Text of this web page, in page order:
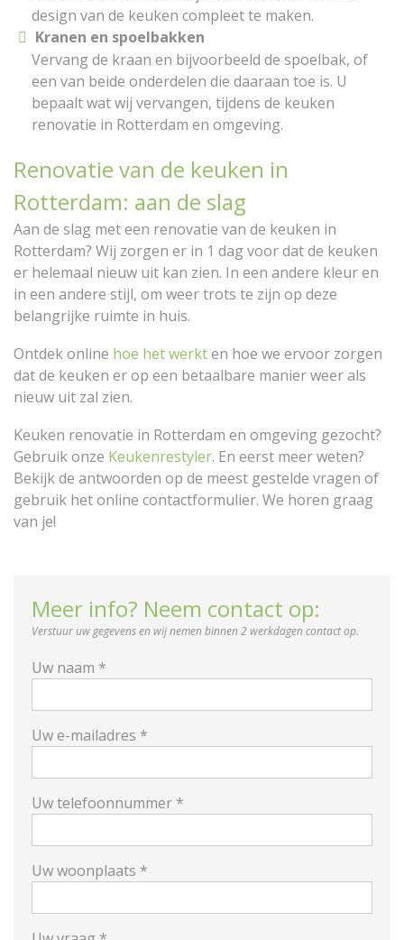
design van de keuken compleet te maken.
Kranen en spoelbakken
Vervang de kraan en bijvoorbeeld de spoelbak, of
een van beide onderdelen die daaraan toe is. U
bepaalt wat wij vervangen, tijdens de keuken
renovatie in Rotterdam en omgeving.
Renovatie van de keuken in
Rotterdam: aan de slag
Aan de slag met een renovatie van de keuken in
Rotterdam? Wij zorgen er in 1 dag voor dat de keuken
er helemaal nieuw uit kan zien. In een andere kleur en
in een andere stijl, om weer trots te zijn op deze
belangrijke ruimte in huis.
Ontdek online hoe het werkten hoe we ervoor zorgen
dat de keuken er op een betaalbare manier weer als
nieuw uit zal zien.
Keuken renovatie in Rotterdam en omgeving gezocht?
Gebruik onze Keukenrestyler. En eerst meer weten?
Bekijk de antwoorden op de meest gestelde vragen of
gebruik het online contactformulier. We horen graag
van je!
Meer info? Neem contact op:
Verstuur uw gegevens en wij nemen binnen 2 werkdagen contact op.
Uw naam *
Uw e-mailadres *
Uw telefoonnummer *
Uw woonplaats *